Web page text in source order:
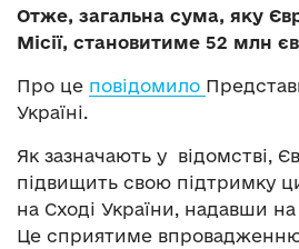
Отже, загальна сума, яку
Місії, становитиме 52 млн
Про це повідомило
Україні.
Як зазначають у відомстві,
підвищить свою підтримку
на Сході України, надавши на
Це сприятиме впровадженню